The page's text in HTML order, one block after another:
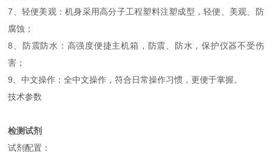
7、轻便美观：机身采用高分子工程塑料注塑成型，轻便、美观、防
腐蚀；
8、防震防水：高强度便捷主机箱，防震、防水，保护仪器不受伤
害；
9、中文操作：全中文操作，符合日常操作习惯，更便于掌握。
技术参数
检测试剂
试剂配置：